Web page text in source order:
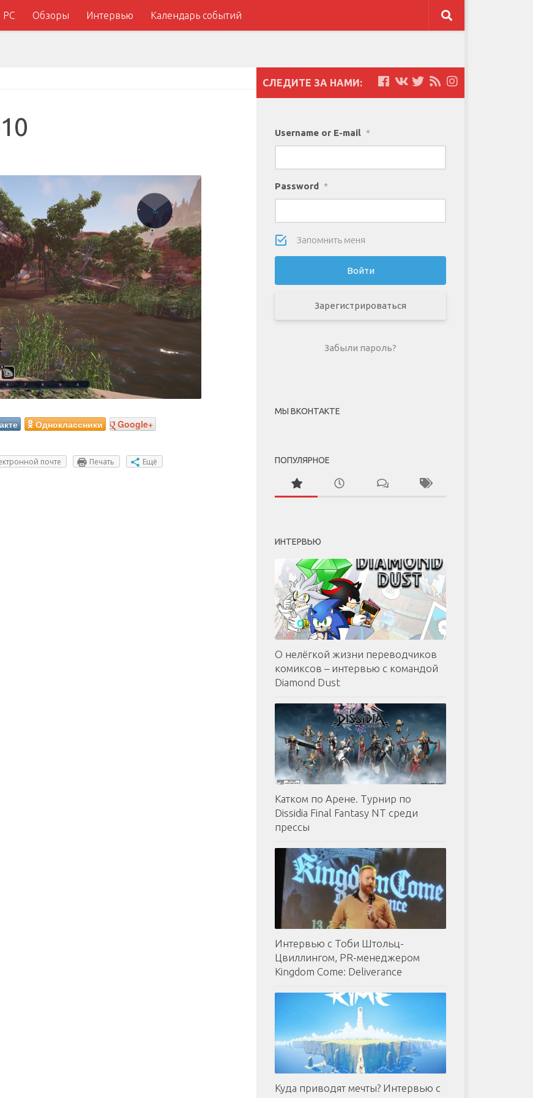
PC Обзоры Интервью Календарь событий
Одноклассники Google+
почте Печать Ещё
СЛЕДИТЕ ЗА НАМИ:
Username or E-mail *
Password *
Запомнить меня
Зарегистрироваться
Забыли пароль?
МЫ ВКОНТАКТЕ
ПОПУЛЯРНОЕ
ИНТЕРВЬЮ
О нелёгкой жизни переводчиков
комиксов – интервью с командой
Diamond Dust
Катком по Арене. Турнир по
Dissidia Final Fantasy NT среди
прессы
Интервью с Тоби Штольц-
Цвиллингом, PR-менеджером
Kingdom Come: Deliverance
Куда приводят мечты? Интервью с